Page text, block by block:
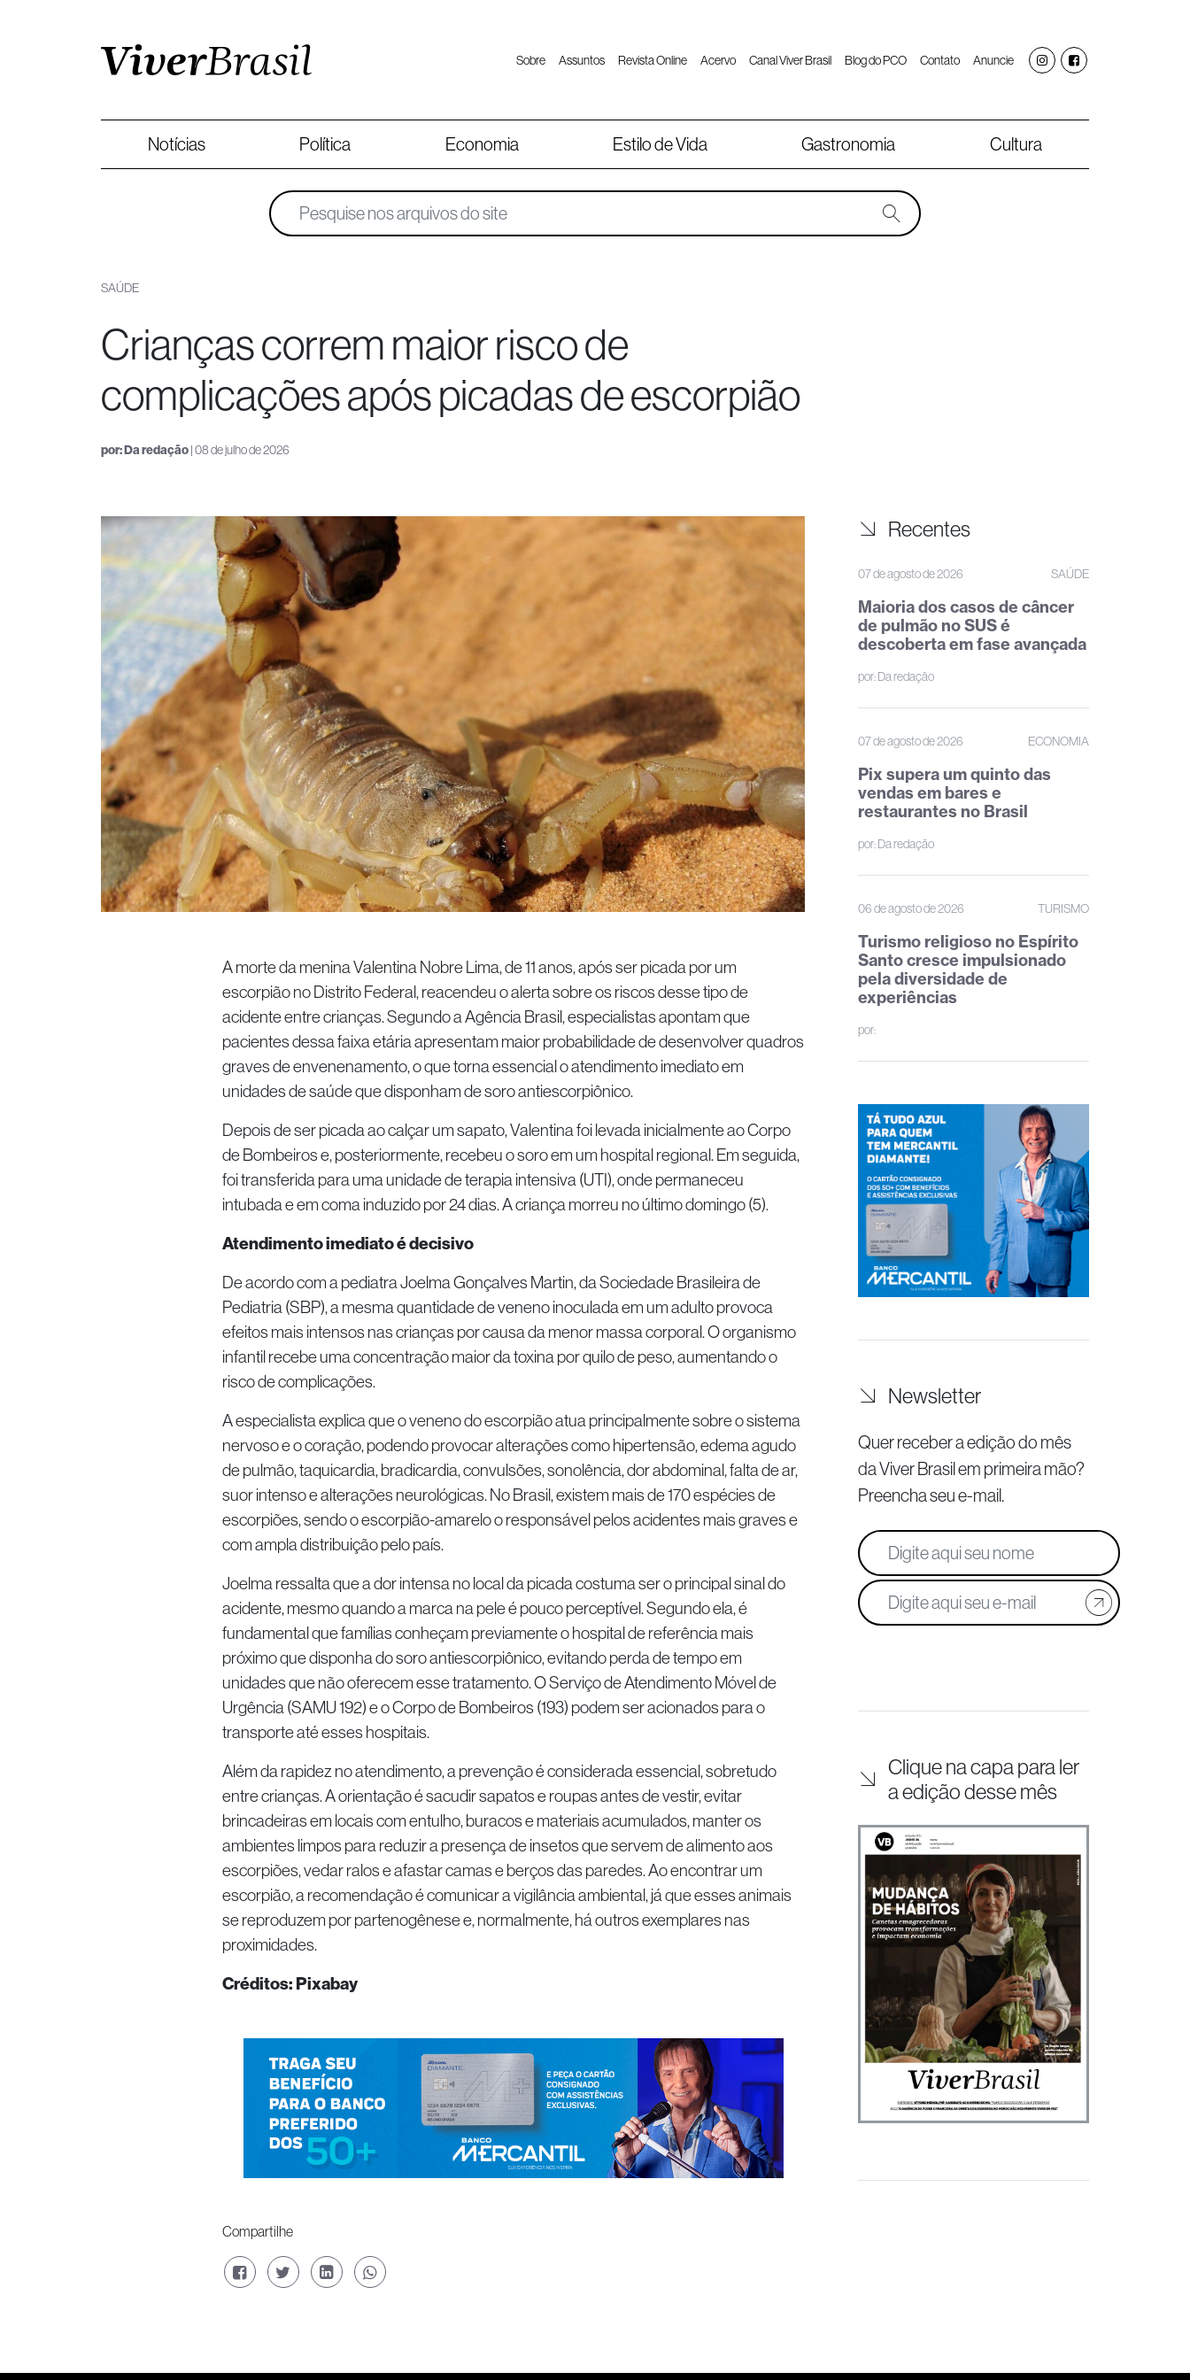
Sobre Assuntos Revista Online Acervo Canal Viver Brasil Blog do PCO Contato Anuncie
Notícias Política Economia Estilo de Vida Gastronomia Cultura
SAÚDE
Crianças correm maior risco de
complicações após picadas de escorpião
por:Da redação| 08 de julho de 2026
A morte da menina Valentina Nobre Lima, de 11 anos, após ser picada por um
escorpião no Distrito Federal, reacendeu o alerta sobre os riscos desse tipo de
acidente entre crianças. Segundo a Agência Brasil, especialistas apontam que
pacientes dessa faixa etária apresentam maior probabilidade de desenvolver quadros
graves de envenenamento, o que torna essencial o atendimento imediato em
unidades de saúde que disponham de soro antiescorpiônico.
Depois de ser picada ao calçar um sapato, Valentina foi levada inicialmente ao Corpo
de Bombeiros e, posteriormente, recebeu o soro em um hospital regional. Em seguida,
foi transferida para uma unidade de terapia intensiva (UTI), onde permaneceu
intubada e em coma induzido por 24 dias. A criança morreu no último domingo (5).
Atendimento imediato é decisivo
De acordo com a pediatra Joelma Gonçalves Martin, da Sociedade Brasileira de
Pediatria (SBP), a mesma quantidade de veneno inoculada em um adulto provoca
efeitos mais intensos nas crianças por causa da menor massa corporal. O organismo
infantil recebe uma concentração maior da toxina por quilo de peso, aumentando o
risco de complicações.
A especialista explica que o veneno do escorpião atua principalmente sobre o sistema
nervoso e o coração, podendo provocar alterações como hipertensão, edema agudo
de pulmão, taquicardia, bradicardia, convulsões, sonolência, dor abdominal, falta de ar,
suor intenso e alterações neurológicas. No Brasil, existem mais de 170 espécies de
escorpiões, sendo o escorpião-amarelo o responsável pelos acidentes mais graves e
com ampla distribuição pelo país.
Joelma ressalta que a dor intensa no local da picada costuma ser o principal sinal do
acidente, mesmo quando a marca na pele é pouco perceptível. Segundo ela, é
fundamental que famílias conheçam previamente o hospital de referência mais
próximo que disponha do soro antiescorpiônico, evitando perda de tempo em
unidades que não oferecem esse tratamento. O Serviço de Atendimento Móvel de
Urgência (SAMU 192) e o Corpo de Bombeiros (193) podem ser acionados para o
transporte até esses hospitais.
Além da rapidez no atendimento, a prevenção é considerada essencial, sobretudo
entre crianças. A orientação é sacudir sapatos e roupas antes de vestir, evitar
brincadeiras em locais com entulho, buracos e materiais acumulados, manter os
ambientes limpos para reduzir a presença de insetos que servem de alimento aos
escorpiões, vedar ralos e afastar camas e berços das paredes. Ao encontrar um
escorpião, a recomendação é comunicar a vigilância ambiental, já que esses animais
se reproduzem por partenogênese e, normalmente, há outros exemplares nas
proximidades.
Créditos: Pixabay
Compartilhe
Recentes
07 de agosto de 2026 SAÚDE
Maioria dos casos de câncer
de pulmão no SUS é
descoberta em fase avançada
por:Da redação
07 de agosto de 2026 ECONOMIA
Pix supera um quinto das
vendas em bares e
restaurantes no Brasil
por:Da redação
06 de agosto de 2026 TURISMO
Turismo religioso no Espírito
Santo cresce impulsionado
pela diversidade de
experiências
por:
Newsletter
Quer receber a edição do mês
da Viver Brasilem primeira mão?
Preencha seu e-mail.
Clique na capa para ler
a edição desse mês